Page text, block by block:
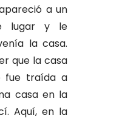
a un
lugar y le
la casa.
que la casa
fue traída a
casa en la
Aquí, en la